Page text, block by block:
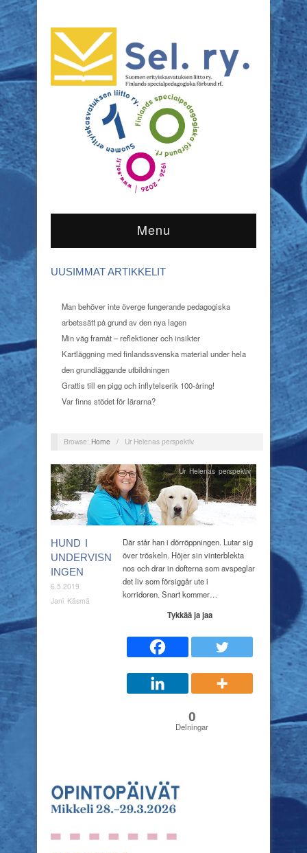
Menu
UUSIMMAT ARTIKKELIT
Man behöver inte överge fungerande pedagogiska
arbetssätt på grund av den nya lagen
Min väg framåt – reflektioner och insikter
Kartläggning med finlandssvenska material under hela
den grundläggande utbildningen
Grattis till en pigg och inflytelserik 100-åring!
Var finns stödet för lärarna?
Browse: Home / Ur Helenas perspektiv
HUND I
UNDERVISN
INGEN
6.5.2019
Jani Käsmä
Ur Helenas perspektiv
Där står han i dörröppningen. Lutar sig
över tröskeln. Höjer sin vinterblekta
nos och drar in dofterna som avspeglar
det liv som försiggår ute i
korridoren. Snart kommer…
Tykkää ja jaa
0
Delningar